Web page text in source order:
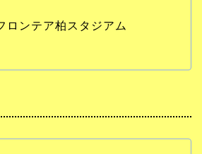
ロンテア柏スタジアム